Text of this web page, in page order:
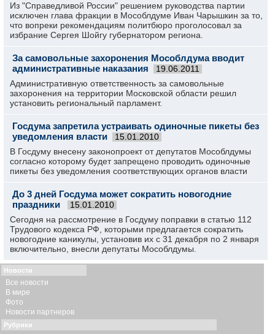
Из "Справедливой России" решением руководства партии
исключен глава фракции в Мособлдуме Иван Чарышкин за то,
что вопреки рекомендациям политбюро проголосовал за
избрание Сергея Шойгу губернатором региона.
За самовольные захоронения Мособлдума вводит
административные наказания
19.06.2011
Административную ответственность за самовольные
захоронения на территории Московской области решил
установить региональный парламент.
Госдума запретила устраивать одиночные пикеты без
уведомления власти
15.01.2010
В Госдуму внесену законопроект от депутатов Мособлдумы
согласно которому будет запрещено проводить одиночные
пикеты без уведомления соответствующих органов власти
До 3 дней Госдума может сократить новогодние
праздники
15.01.2010
Сегодня на рассмотрение в Госдуму поправки в статью 112
Трудового кодекса РФ, которыми предлагается сократить
новогодние каникулы, установив их с 31 декабря по 2 января
включительно, внесли депутаты Мособлдумы.
Новости
Все новости
В мире
Фото
Новости партнеров
Рубрики